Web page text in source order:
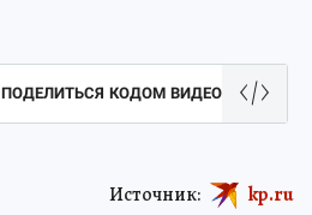
ПОДЕЛИТЬСЯ КОДОМ ВИДЕО
Источник: kp.ru